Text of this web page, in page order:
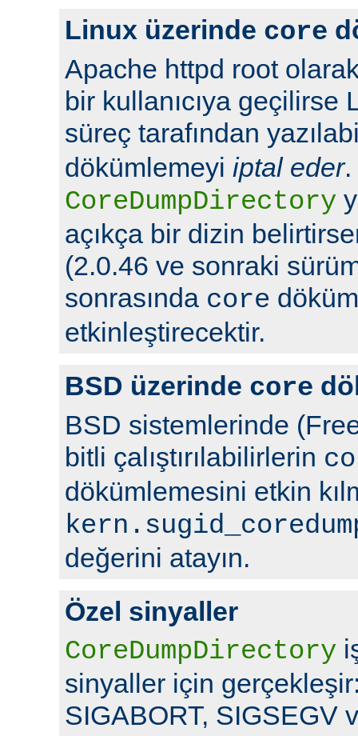
Linux üzerinde core
Apache httpd root
bir kullanıcıya geçilirse
süreç tarafından
dökümlemeyi iptal eder.
CoreDumpDirectory
açıkça bir dizin
(2.0.46 ve sonraki
sonrasında core
etkinleştirecektir.
BSD üzerinde core
BSD sistemlerinde
bitli çalıştırılabilirlerin
dökümlemesini etkin
değerini atayın.
Özel sinyaller
CoreDumpDirectory
sinyaller için
SIGABORT, SIGSEGV